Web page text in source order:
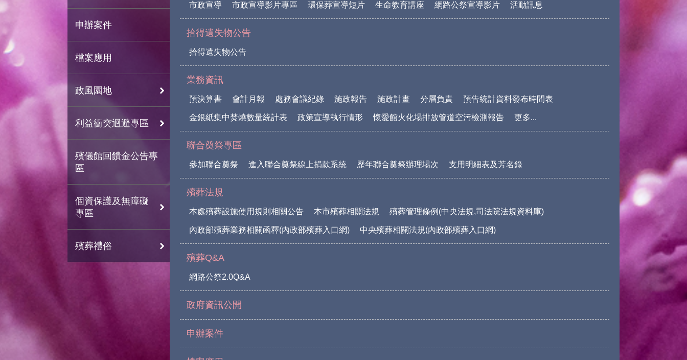
申辦案件
檔案應用
政風園地
利益衝突迴避專區
殯儀館回饋金公告專
區
個資保護及無障礙
專區
殯葬禮俗
市政宣導 市政宣導影片專區 環保葬宣導短片 生命教育講座 網路公祭宣導影片 活動訊息
拾得遺失物公告
拾得遺失物公告
業務資訊
預決算書 會計月報 處務會議紀錄 施政報告 施政計畫 分層負責 預告統計資料發布時間表
金銀紙集中焚燒數量統計表 政策宣導執行情形 懷愛館火化場排放管道空污檢測報告 更多...
聯合奠祭專區
參加聯合奠祭 進入聯合奠祭線上捐款系統 歷年聯合奠祭辦理場次 支用明細表及芳名錄
殯葬法規
本處殯葬設施使用規則相關公告 本市殯葬相關法規 殯葬管理條例(中央法規,司法院法規資料庫)
內政部殯葬業務相關函釋(內政部殯葬入口網) 中央殯葬相關法規(內政部殯葬入口網)
殯葬Q&A
網路公祭2.0Q&A
政府資訊公開
申辦案件